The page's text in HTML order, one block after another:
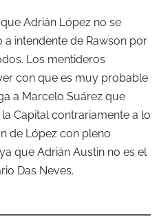
Adrián López no se
intendente de Rawson por
Los mentideros
con que es muy probable
a Marcelo Suárez que
Capital contrariamente a lo
de López con pleno
que Adrián Austin no es el
Das Neves.